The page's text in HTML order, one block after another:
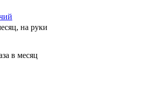
на руки
в месяц